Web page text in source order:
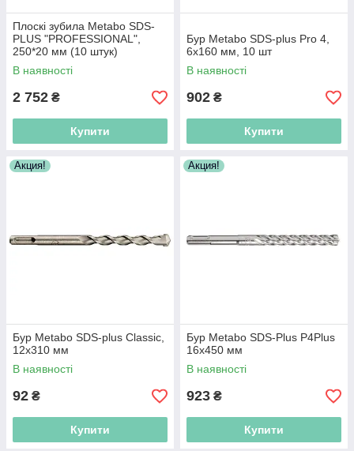
Плоскі зубила Metabo SDS-
PLUS "PROFESSIONAL",
250*20 мм (10 штук)
Безкоштовна доставка по
Україні!
В наявності
2 752 ₴
Купити
Бур Metabo SDS-plus Pro 4,
6х160 мм, 10 шт
В наявності
902 ₴
Купити
Акция!
Бур Metabo SDS-plus Classic,
12х310 мм
В наявності
92 ₴
Купити
Акция!
Бур Metabo SDS-Plus P4Plus
16х450 мм
В наявності
923 ₴
Купити